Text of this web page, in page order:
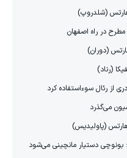
(شلدروپ)
در راه اصفهان
(دوران)
(رناد)
می‌گذرد
(پاولیدیس)
بونوچی دستیار مانچینی می‌شود